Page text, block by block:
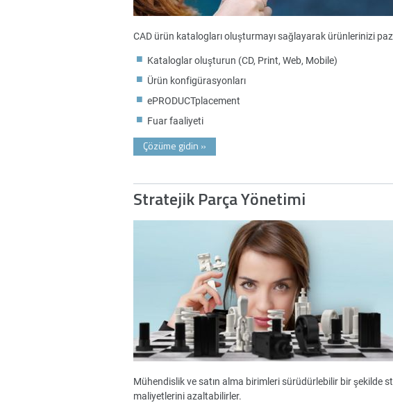
CAD ürün katalogları oluşturmayı sağlayarak ürünlerinizi
Kataloglar oluşturun (CD, Print, Web, Mobile)
Ürün konfigürasyonları
ePRODUCTplacement
Fuar faaliyeti
Çözüme gidin »
Stratejik Parça Yönetimi
Mühendislik ve satın alma birimleri sürüdürlebilir bir şekilde
maliyetlerini azaltabilirler.